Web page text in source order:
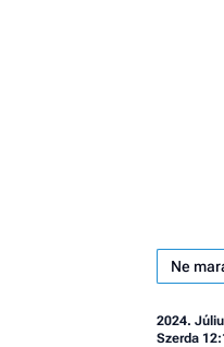
Ne
2024.
Szerda